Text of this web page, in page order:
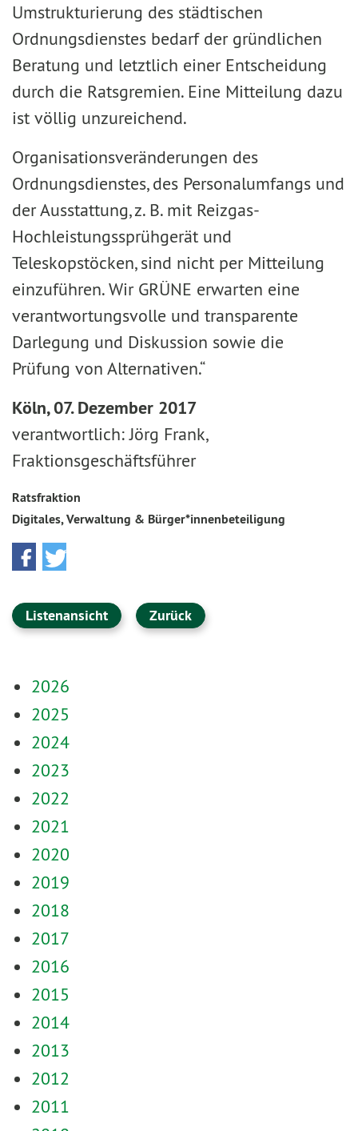
Umstrukturierung des städtischen
Ordnungsdienstes bedarf der gründlichen
Beratung und letztlich einer Entscheidung
durch die Ratsgremien. Eine Mitteilung dazu
ist völlig unzureichend.
Organisationsveränderungen des
Ordnungsdienstes, des Personalumfangs und
der Ausstattung, z. B. mit Reizgas-
Hochleistungssprühgerät und
Teleskopstöcken, sind nicht per Mitteilung
einzuführen. Wir GRÜNE erwarten eine
verantwortungsvolle und transparente
Darlegung und Diskussion sowie die
Prüfung von Alternativen.“
Köln, 07. Dezember 2017
verantwortlich: Jörg Frank,
Fraktionsgeschäftsführer
Ratsfraktion
Digitales, Verwaltung & Bürger*innenbeteiligung
Listenansicht Zurück
2026
2025
2024
2023
2022
2021
2020
2019
2018
2017
2016
2015
2014
2013
2012
2011